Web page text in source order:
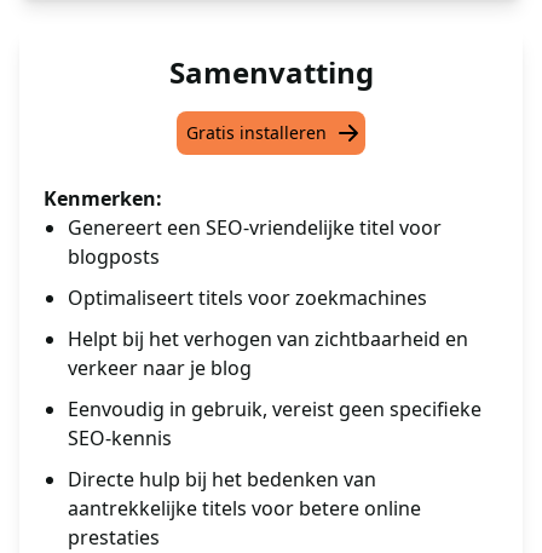
Samenvatting
Gratis installeren
Kenmerken:
Genereert een SEO-vriendelijke titel voor
blogposts
Optimaliseert titels voor zoekmachines
Helpt bij het verhogen van zichtbaarheid en
verkeer naar je blog
Eenvoudig in gebruik, vereist geen specifieke
SEO-kennis
Directe hulp bij het bedenken van
aantrekkelijke titels voor betere online
prestaties